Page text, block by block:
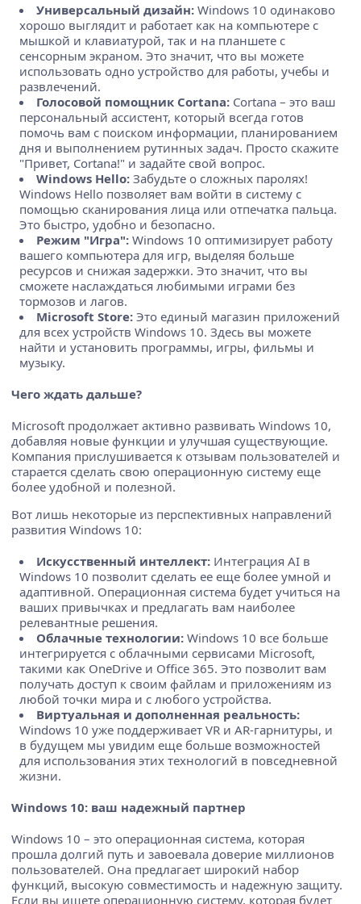
Универсальный дизайн: Windows 10 одинаково
хорошо выглядит и работает как на компьютере с
мышкой и клавиатурой, так и на планшете с
сенсорным экраном. Это значит, что вы можете
использовать одно устройство для работы, учебы и
развлечений.
Голосовой помощник Cortana: Cortana – это ваш
персональный ассистент, который всегда готов
помочь вам с поиском информации, планированием
дня и выполнением рутинных задач. Просто скажите
"Привет, Cortana!" и задайте свой вопрос.
Windows Hello: Забудьте о сложных паролях!
Windows Hello позволяет вам войти в систему с
помощью сканирования лица или отпечатка пальца.
Это быстро, удобно и безопасно.
Режим "Игра": Windows 10 оптимизирует работу
вашего компьютера для игр, выделяя больше
ресурсов и снижая задержки. Это значит, что вы
сможете наслаждаться любимыми играми без
тормозов и лагов.
Microsoft Store: Это единый магазин приложений
для всех устройств Windows 10. Здесь вы можете
найти и установить программы, игры, фильмы и
музыку.
Чего ждать дальше?
Microsoft продолжает активно развивать Windows 10,
добавляя новые функции и улучшая существующие.
Компания прислушивается к отзывам пользователей и
старается сделать свою операционную систему еще
более удобной и полезной.
Вот лишь некоторые из перспективных направлений
развития Windows 10:
Искусственный интеллект: Интеграция AI в
Windows 10 позволит сделать ее еще более умной и
адаптивной. Операционная система будет учиться на
ваших привычках и предлагать вам наиболее
релевантные решения.
Облачные технологии: Windows 10 все больше
интегрируется с облачными сервисами Microsoft,
такими как OneDrive и Office 365. Это позволит вам
получать доступ к своим файлам и приложениям из
любой точки мира и с любого устройства.
Виртуальная и дополненная реальность:
Windows 10 уже поддерживает VR и AR-гарнитуры, и
в будущем мы увидим еще больше возможностей
для использования этих технологий в повседневной
жизни.
Windows 10: ваш надежный партнер
Windows 10 – это операционная система, которая
прошла долгий путь и завоевала доверие миллионов
пользователей. Она предлагает широкий набор
функций, высокую совместимость и надежную защиту.
Если вы ищете операционную систему, которая будет